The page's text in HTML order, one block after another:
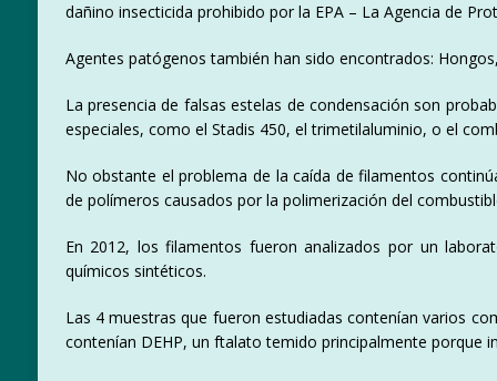
dañino insecticida prohibido por la EPA – La Agencia de
Agentes patógenos también han sido encontrados:
La presencia de falsas estelas de condensación son
especiales, como el Stadis 450, el trimetilaluminio, o el
No obstante el problema de la caída de filamentos
de polímeros causados por la polimerización del
En 2012, los filamentos fueron analizados por un
químicos sintéticos.
Las 4 muestras que fueron estudiadas contenían varios
contenían DEHP, un ftalato temido principalmente porque